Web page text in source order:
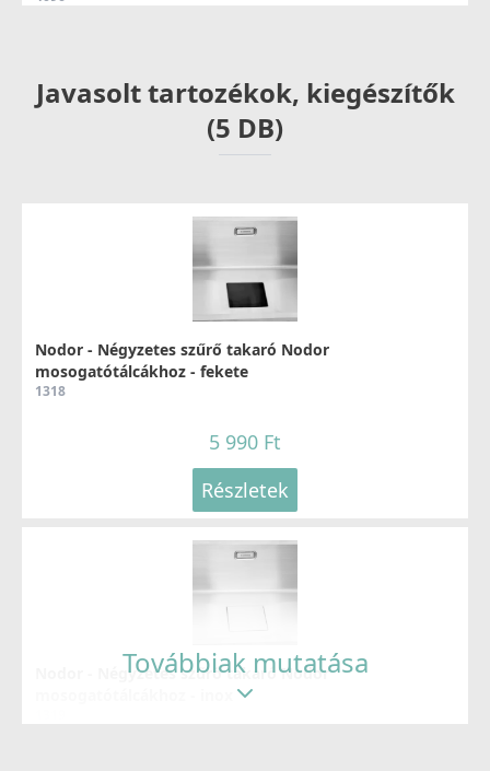
Részletek
NODOR - Csaptelep NorFlow ROBIN BK
119 990 Ft
129 990 Ft
Részletek
Javasolt tartozékok, kiegészítők
(5 DB)
Nodor - Négyzetes szűrő takaró Nodor
mosogatótálcákhoz - fekete
1318
5 990 Ft
Részletek
Nodor - Négyzetes szűrő takaró Nodor
3 690 Ft
Továbbiak mutatása